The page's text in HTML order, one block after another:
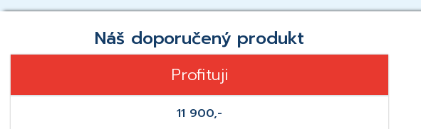
Náš doporučený produkt
Profituji
11 900,-